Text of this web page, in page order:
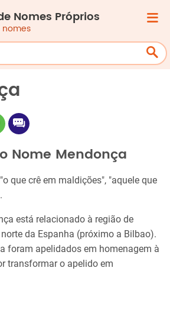
Nomes Próprios
nomes
Nome Mendonça
que crê em maldições", "aquele que
está relacionado à região de
da Espanha (próximo a Bilbao).
foram apelidados em homenagem à
transformar o apelido em